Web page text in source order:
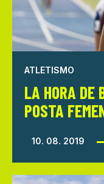
ATLETISMO
LA HORA DE
POSTA
10. 08. 2019